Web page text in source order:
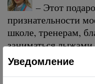
– Этот
признательности
школе, тренерам,
заниматься
районе с покупкой
надеюсь, что новые
Уведомление